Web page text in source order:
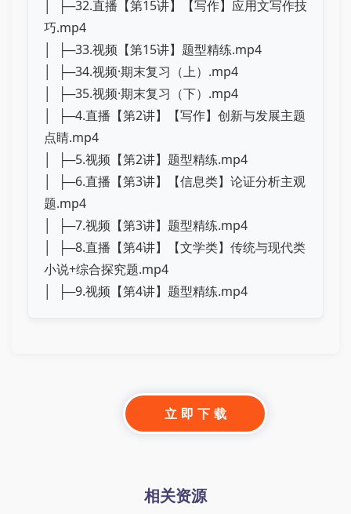
│ ├─32.直播【第15讲】【写作】应用文写作技
巧.mp4
│ ├─33.视频【第15讲】题型精练.mp4
│ ├─34.视频·期末复习（上）.mp4
│ ├─35.视频·期末复习（下）.mp4
│ ├─4.直播【第2讲】【写作】创新与发展主题
点睛.mp4
│ ├─5.视频【第2讲】题型精练.mp4
│ ├─6.直播【第3讲】【信息类】论证分析主观
题.mp4
│ ├─7.视频【第3讲】题型精练.mp4
│ ├─8.直播【第4讲】【文学类】传统与现代类
小说+综合探究题.mp4
│ ├─9.视频【第4讲】题型精练.mp4
立 即 下 载
相关资源